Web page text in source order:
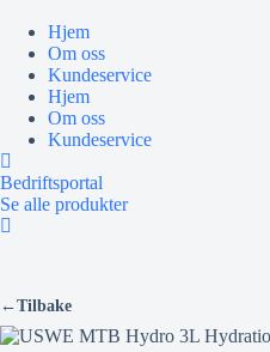
innholdet
Hjem
Om oss
Kundeservice
Hjem
Om oss
Kundeservice
Bedriftsportal
Se alle produkter
←Tilbake